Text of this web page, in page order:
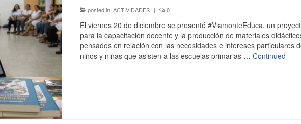
posted in: ACTIVIDADES | 0
El viernes 20 de diciembre se presentó #ViamonteEduca, un
para la capacitación docente y la producción de materiales
pensados en relación con las necesidades e intereses particulares
niños y niñas que asisten a las escuelas primarias … Continued